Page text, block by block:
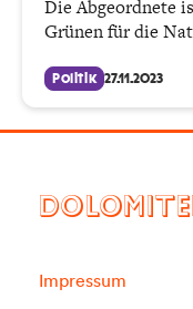
Die Abgeordnete
Grünen für die
Politik 27.11.2023
Impressum